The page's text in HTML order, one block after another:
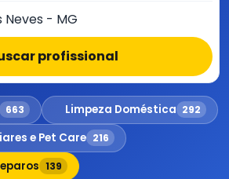
profissional
663 Limpeza Doméstica 292
e Pet Care 216
139